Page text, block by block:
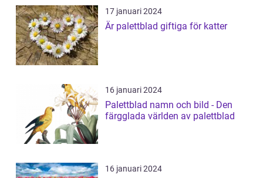
17 januari 2024
Är palettblad giftiga för katter
16 januari 2024
Palettblad namn och bild - Den
färgglada världen av palettblad
16 januari 2024